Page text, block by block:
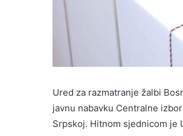
Ured za razmatranje žalbi
javnu nabavku Centralne
Srpskoj. Hitnom sjednicom je